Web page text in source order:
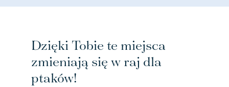
Dzięki Tobie te miejsca
zmieniają się w raj dla
ptaków!